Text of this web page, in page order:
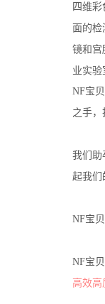
四维
面的检
镜和宫
业实验
NF宝
之手，
我们助
起我们
NF宝
NF宝
高效高